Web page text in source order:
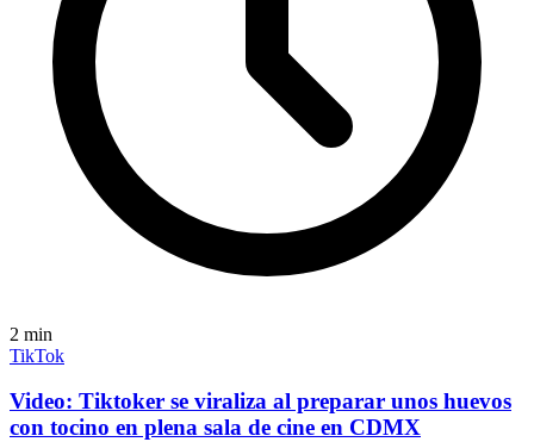
2 min
TikTok
Video: Tiktoker se viraliza al preparar unos huevos
con tocino en plena sala de cine en CDMX